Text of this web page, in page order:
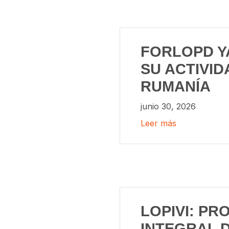
FORLOPD
SU
RUMANÍA
junio 30, 2026
Leer más
LOPIVI: